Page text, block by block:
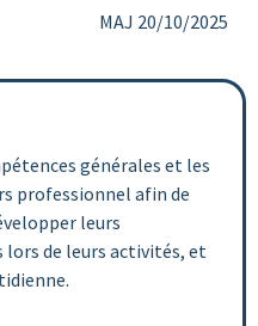
MAJ 20/10/2025
générales et les
professionnel afin de
leurs
de leurs activités, et